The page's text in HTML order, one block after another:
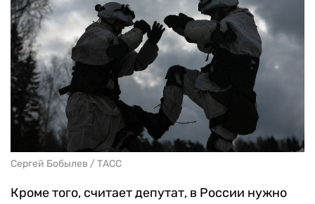
Сергей Бобылев / ТАСС
Кроме того, считает депутат, в России нужно